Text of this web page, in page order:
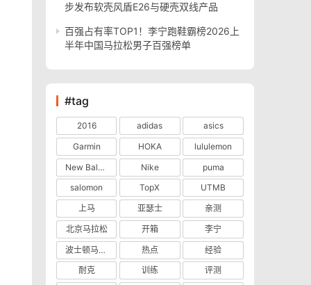
步发布软壳风盾E26与硬壳双线产品
百强占有率TOP1！李宁跑鞋霸榜2026上
半年中国马拉松男子百强榜单
#tag
2016 adidas
asics
Garmin
HOKA
lululemon
New Balance
Nike
puma
salomon
TopX
UTMB
上马
亚瑟士
亲测
北京马拉松
开箱
李宁
波士顿马拉松
热点
经验
耐克
训练
评测